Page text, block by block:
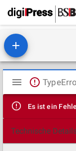
Mirador
Viewer
Es ist ein
Technische